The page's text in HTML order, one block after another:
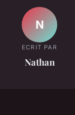
N
ECRIT PAR
Nathan